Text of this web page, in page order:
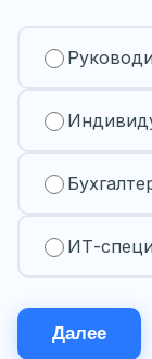
ИТ-
Далее